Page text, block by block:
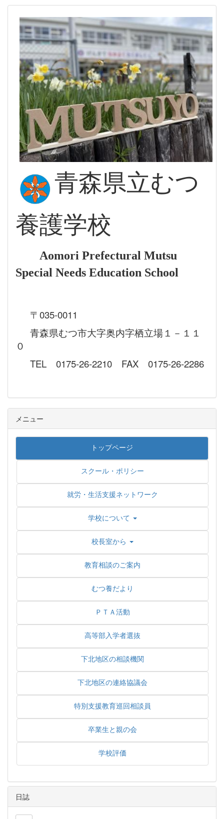
青森県立むつ
養護学校
Aomori Prefectural Mutsu
Special Needs Education School
〒035-0011
青森県むつ市大字奥内字栖立場１－１１
０
TEL 0175-26-2210 FAX 0175-26-2286
メニュー
トップページ
スクール・ポリシー
就労・生活支援ネットワーク
学校について
校長室から
教育相談のご案内
むつ養だより
ＰＴＡ活動
高等部入学者選抜
下北地区の相談機関
下北地区の連絡協議会
特別支援教育巡回相談員
卒業生と親の会
学校評価
日誌